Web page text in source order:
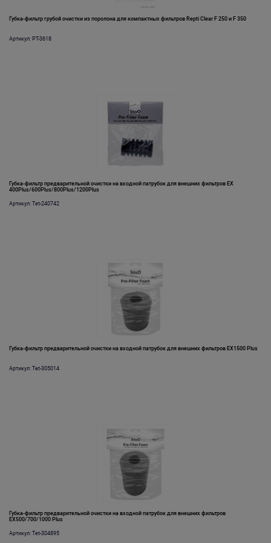
Губка-фильтр грубой очистки из поролона для компактных фильтров Repti Clear F 250 и F 350
Артикул: PT-3618
Губка-фильтр предварительной очистки на входной патрубок для внешних фильтров EX
400Plus/600Plus/800Plus/1200Plus
Артикул: Tet-240742
Губка-фильтр предварительной очистки на входной патрубок для внешних фильтров EX1500 Plus
Артикул: Tet-305014
Губка-фильтр предварительной очистки на входной патрубок для внешних фильтров
EX500/700/1000 Plus
Артикул: Tet-304895